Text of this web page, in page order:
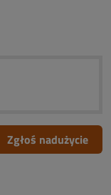
Zgłoś nadużycie